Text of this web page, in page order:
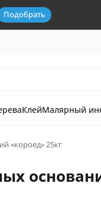
Подобрать
КлейМалярный
«короед» 25кг